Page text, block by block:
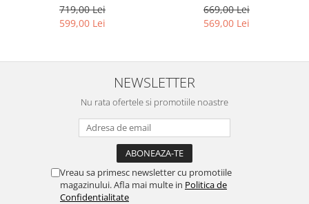
719,00 Lei
599,00 Lei
669,00 Lei
569,00 Lei
NEWSLETTER
Nu rata ofertele si promotiile noastre
Vreau sa primesc newsletter cu promotiile
magazinului. Afla mai multe in Politica de
Confidentialitate